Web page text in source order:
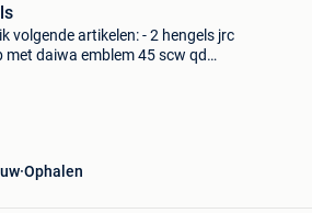
volgende artikelen: - 2 hengels jrc
daiwa emblem 45 scw qd
Ophalen